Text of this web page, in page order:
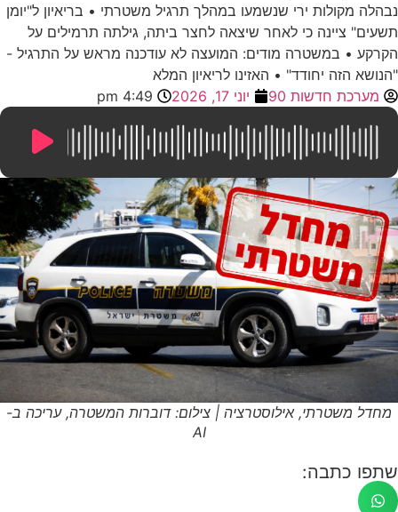
נבהלה מקולות ירי שנשמעו במהלך תרגיל משטרתי • בריאיון ל"יומן
תשעים" ציינה כי לאחר שיצאה לחצר ביתה, גילתה תרמילים על
הקרקע • במשטרה מודים: המועצה לא עודכנה מראש על התרגיל -
"הנושא הזה יחודד" • האזינו לריאיון המלא
מערכת חדשות 90
יוני 17, 2026 4:49 pm
0:00
/
מחדל משטרתי, אילוסטרציה | צילום: דוברות המשטרה, עריכה ב-
AI
שתפו כתבה: